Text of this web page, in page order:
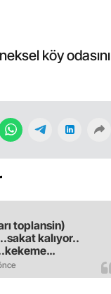
köy odasını
toplansin)
kalıyor..
çikilmiyor..dışkı
ve taksi